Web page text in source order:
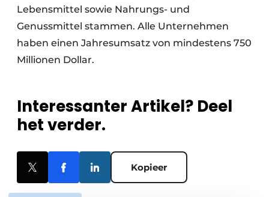
Lebensmittel sowie Nahrungs- und
Genussmittel stammen. Alle Unternehmen
haben einen Jahresumsatz von mindestens 750
Millionen Dollar.
Interessanter Artikel? Deel
het verder.
Kopieer